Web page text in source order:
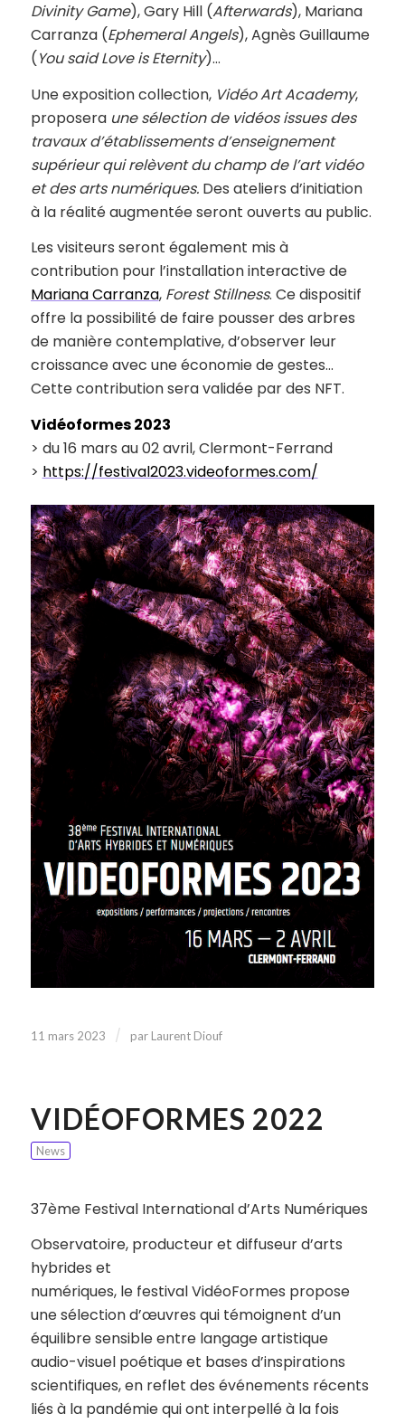
Divinity Game), Gary Hill (Afterwards), Mariana
Carranza (Ephemeral Angels), Agnès Guillaume
(You said Love is Eternity)…
Une exposition collection, Vidéo Art Academy,
proposeraune sélection de vidéos issues des
travaux d’établissements d’enseignement
supérieur qui relèvent du champ de l’art vidéo
et des arts numériques. Des ateliers d’initiation
à la réalité augmentée seront ouverts au public.
Les visiteurs seront également mis à
contribution pour l’installation interactive de
Mariana Carranza, Forest Stillness. Ce dispositif
offre la possibilité de faire pousser des arbres
de manière contemplative, d’observer leur
croissance avec une économie de gestes…
Cette contribution sera validée par des NFT.
Vidéoformes 2023
> du 16 mars au 02 avril, Clermont-Ferrand
> https://festival2023.videoformes.com/
11 mars 2023 / par Laurent Diouf
VIDÉOFORMES 2022
News
37ème Festival International d’Arts Numériques
Observatoire, producteur et diffuseur d’arts
hybrides et
numériques, le festival VidéoFormes propose
une sélection d’œuvres qui témoignent d’un
équilibre sensible entre langage artistique
audio-visuel poétique et bases d’inspirations
scientifiques, en reflet des événements récents
liés à la pandémie qui ont interpellé à la fois